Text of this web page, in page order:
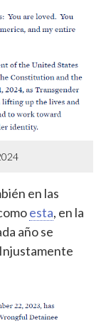
en las
esta, en la
año se